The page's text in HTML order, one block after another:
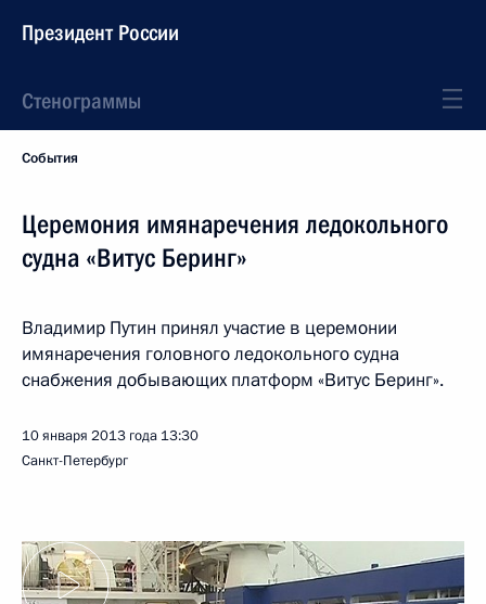
Президент России
Стенограммы
События
Церемония имянаречения ледокольного
судна «Витус Беринг»
Владимир Путин принял участие в церемонии
имянаречения головного ледокольного судна
снабжения добывающих платформ «Витус Беринг».
10 января 2013 года 13:30
Санкт-Петербург